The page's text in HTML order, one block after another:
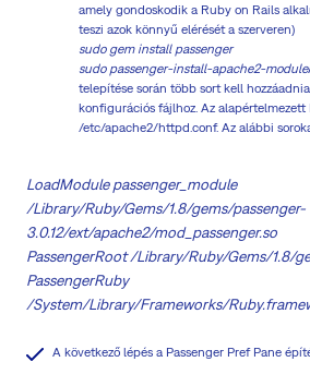
amely gondoskodik a Ruby on Rails
teszi azok könnyű elérését a szerveren)
sudo gem install passenger
sudo passenger-install-apache2-module
telepítése során több sort kell
konfigurációs fájlhoz. Az alapértelmezett
/etc/apache2/httpd.conf. Az alábbi
LoadModule passenger_module
/Library/Ruby/Gems/1.8/gems/passenger-
3.0.12/ext/apache2/mod_passenger.so
PassengerRoot /Library/Ruby/Gems/1.8/
PassengerRuby
/System/Library/Frameworks/
A következő lépés a Passenger Pref Pane